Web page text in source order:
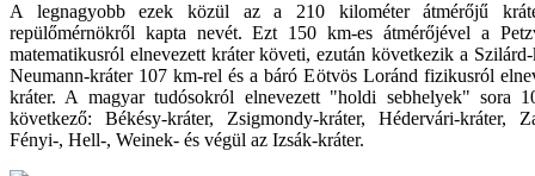
A legnagyobb ezek közül az a 210 kilométer átmérőjű
repülőmérnökről kapta nevét. Ezt 150 km-es átmérőjével a
matematikusról elnevezett kráter követi, ezután következik a
Neumann-kráter 107 km-rel és a báró Eötvös Loránd fizikusról
kráter. A magyar tudósokról elnevezett "holdi sebhelyek" sora
következő: Békésy-kráter, Zsigmondy-kráter, Hédervári-kráter,
Fényi-, Hell-, Weinek- és végül az Izsák-kráter.